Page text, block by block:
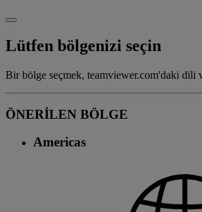
Lütfen bölgenizi seçin
Bir bölge seçmek, teamviewer.com'daki dili
ÖNERİLEN BÖLGE
Americas